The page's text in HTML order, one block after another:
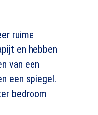
ruime
en hebben
van een
een spiegel.
bedroom